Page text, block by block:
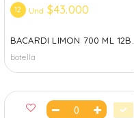
12 Und $43.000
BACARDI LIMON 700 ML 12B...
botella